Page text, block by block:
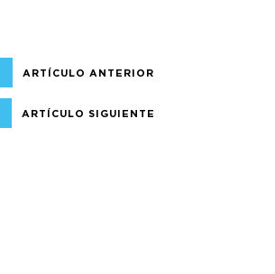
ARTÍCULO ANTERIOR
ARTÍCULO SIGUIENTE